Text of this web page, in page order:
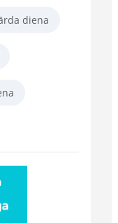
diena